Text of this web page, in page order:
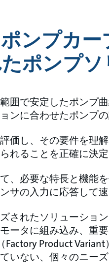
ンプカ
ポンプ
囲で安定したポンプ
ンに合わせたポンプ
価し、その要件を理
れることを正確に決定
、必要な特長と機能
サの入力に応答して
されたソリューショ
ータに組み込み、重
Factory Product
いない、個々のニー